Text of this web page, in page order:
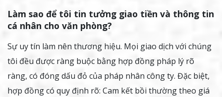
Làm sao để tôi tin tưởng giao tiền và thông tin
cá nhân cho văn phòng?
Sự uy tín làm nên thương hiệu. Mọi giao dịch với chúng
tôi đều được ràng buộc bằng hợp đồng pháp lý rõ
ràng, có đóng dấu đỏ của pháp nhân công ty. Đặc biệt,
hợp đồng có quy định rõ: Cam kết bồi thường theo giá